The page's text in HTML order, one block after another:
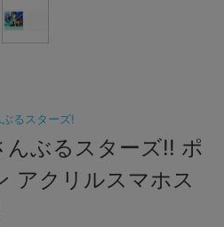
るスターズ!
んぶるスターズ!! ポ
アクリルスマホス